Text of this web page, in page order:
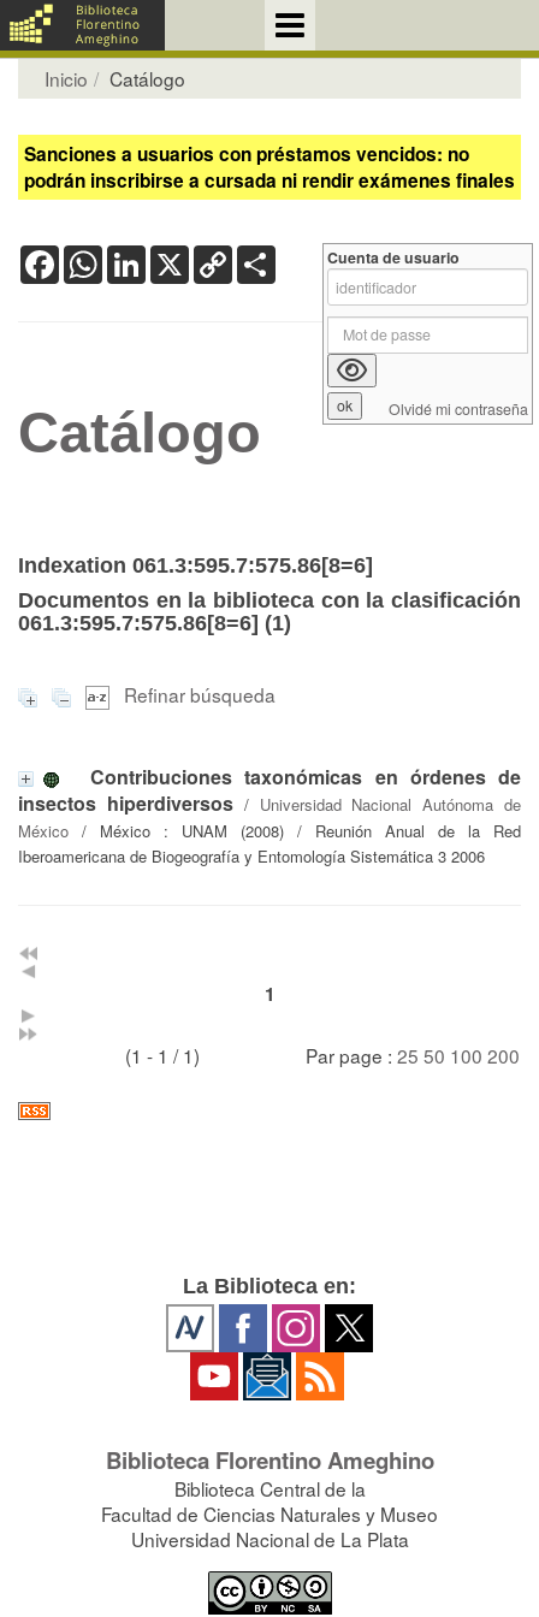
Inicio Catálogo
Sanciones a usuarios con préstamos vencidos: no
podrán inscribirse a cursada ni rendir exámenes finales
FacebookWhatsApp
LinkedIn
X Copy
Link
Catálogo
Indexation 061.3:595.7:575.86[8=6]
Documentos en la biblioteca con la clasificación
061.3:595.7:575.86[8=6] (1)
Refinar búsqueda
Contribuciones taxonómicas en órdenes de
insectos hiperdiversos/ Universidad Nacional Autónoma de
México / México : UNAM (2008) / Reunión Anual de la Red
Iberoamericana de Biogeografía y Entomología Sistemática 3 2006
1
(1 - 1 / 1) Par page : 25 50 100 200
Cuenta de usuario
Olvidé mi contraseña
La Biblioteca en:
Biblioteca Florentino Ameghino
Biblioteca Central de la
Facultad de Ciencias Naturales y Museo
Universidad Nacional de La Plata